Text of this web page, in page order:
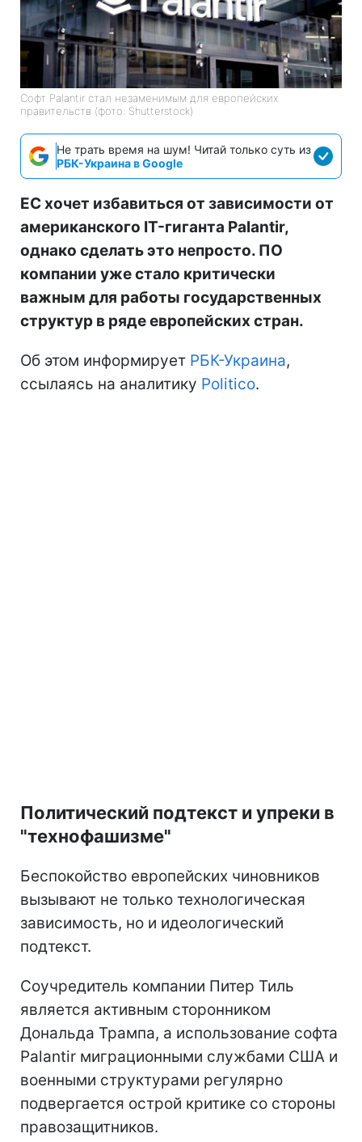
Софт Palantir стал незаменимым для европейских
правительств (фото: Shutterstock)
Не трать время на шум! Читай только суть из
РБК-Украина в Google
ЕС хочет избавиться от зависимости от
американского IT-гиганта Palantir,
однако сделать это непросто. ПО
компании уже стало критически
важным для работы государственных
структур в ряде европейских стран.
Об этом информирует РБК-Украина,
ссылаясь на аналитику Politico.
Политический подтекст и упреки в
"технофашизме"
Беспокойство европейских чиновников
вызывают не только технологическая
зависимость, но и идеологический
подтекст.
Соучредитель компании Питер Тиль
является активным сторонником
Дональда Трампа, а использование софта
Palantir миграционными службами США и
военными структурами регулярно
подвергается острой критике со стороны
правозащитников.